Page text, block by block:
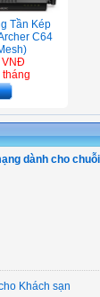
Tần Kép
C64
VNĐ
tháng
dành cho
Khách sạn